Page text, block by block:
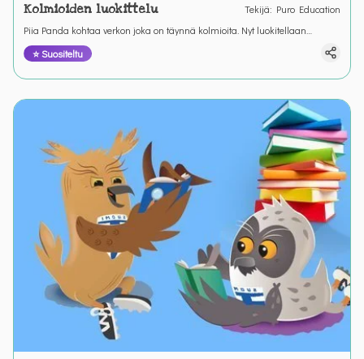
Kolmioiden luokittelu Tekijä: Puro Education
Piia Panda kohtaa verkon joka on täynnä kolmioita. Nyt luokitellaan
suorakulmainen kolmio tylppäkulmainen kolmio ja teräväkulmainen
kolmio.
⭐ Suositeltu